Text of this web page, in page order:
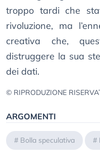
troppo tardi che
rivoluzione, ma
creativa che,
distruggere la sua
dei dati.
© RIPRODUZIONE
ARGOMENTI
# Bolla speculativa #